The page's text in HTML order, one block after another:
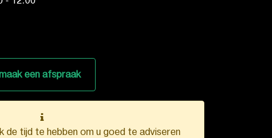
een afspraak
de tijd te hebben om u goed te adviseren